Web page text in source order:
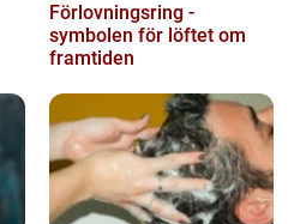
Förlovningsring -
symbolen för löftet om
framtiden